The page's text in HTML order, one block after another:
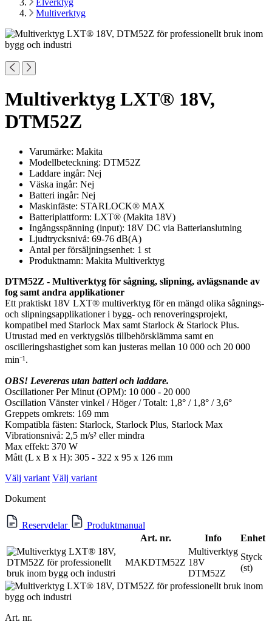
Elverktyg
Multiverktyg
Multiverktyg LXT® 18V,
DTM52Z
Varumärke: Makita
Modellbeteckning: DTM52Z
Laddare ingår: Nej
Väska ingår: Nej
Batteri ingår: Nej
Maskinfäste: STARLOCK® MAX
Batteriplattform: LXT® (Makita 18V)
Ingångsspänning (input): 18V DC via Batterianslutning
Ljudtrycksnivå: 69-76 dB(A)
Antal per försäljningsenhet: 1 st
Produktnamn: Makita Multiverktyg
DTM52Z - Multiverktyg för sågning, slipning, avlägsnande av
fog samt andra applikationer
Ett praktiskt 18V LXT® multiverktyg för en mängd olika sågnings-
och slipningsapplikationer i bygg- och renoveringsprojekt,
kompatibel med Starlock Max samt Starlock & Starlock Plus.
Utrustad med en verktygslös tillbehörsklämma samt en
oscilleringshastighet som kan justeras mellan 10 000 och 20 000
min⁻¹.
OBS! Levereras utan batteri och laddare.
Oscillationer Per Minut (OPM): 10 000 - 20 000
Oscillation Vänster vinkel / Höger / Totalt: 1,8° / 1,8° / 3,6°
Greppets omkrets: 169 mm
Kompatibla fästen: Starlock, Starlock Plus, Starlock Max
Vibrationsnivå: 2,5 m/s² eller mindra
Max effekt: 370 W
Mått (L x B x H): 305 - 322 x 95 x 126 mm
Välj variant Välj variant
Dokument
Reservdelar
Produktmanual
Art. nr.
Info Enhet
MAKDTM52Z
Multiverktyg
18V
DTM52Z
Styck
(st)
Art. nr.